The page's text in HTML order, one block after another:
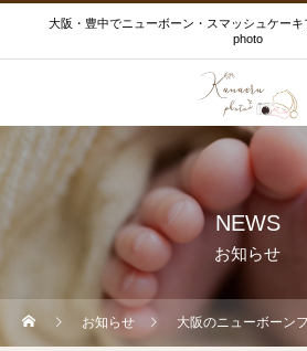
大阪・豊中でニューボーン・スマッシュケー
photo
NEWS
お知らせ
お知らせ 大阪のニューボーンフォト撮影の